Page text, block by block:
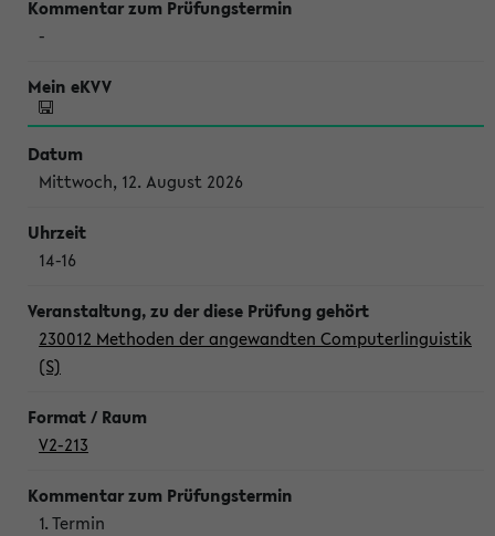
-
Mittwoch, 12. August 2026
14-16
230012 Methoden der angewandten Computerlinguistik
(S)
V2-213
1. Termin